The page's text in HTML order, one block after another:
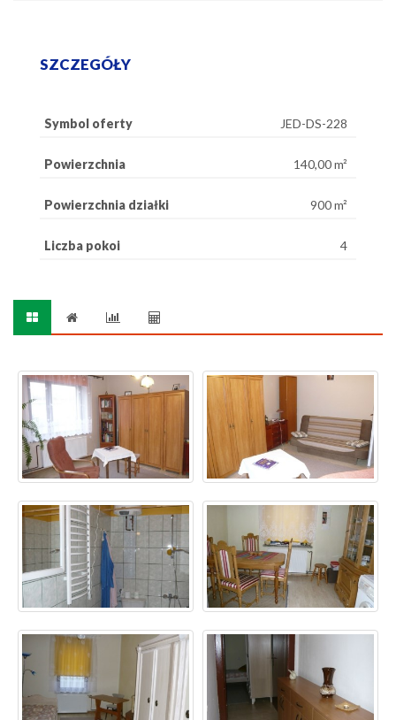
SZCZEGÓŁY
Symbol oferty JED-DS-228
Powierzchnia 140,00 m²
Powierzchnia działki 900 m²
Liczba pokoi 4